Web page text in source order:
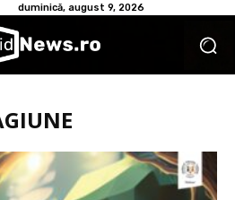
duminică, august 9, 2026